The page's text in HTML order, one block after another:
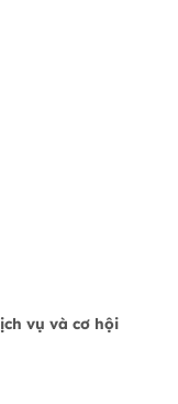
vụ và cơ hội